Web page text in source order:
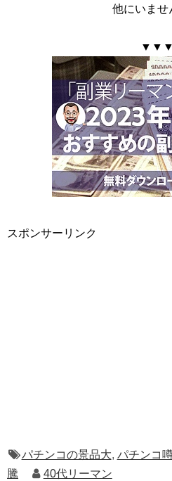
他にいませ
▼▼▼
スポンサーリンク
パチンコの景品大, パチンコ
騰
40代リーマン